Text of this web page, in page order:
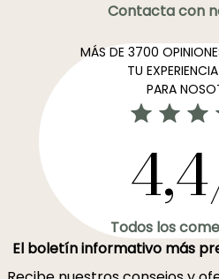
Contacta con
MÁS DE 3700
TU
PARA
Todos los
El boletín informativo más